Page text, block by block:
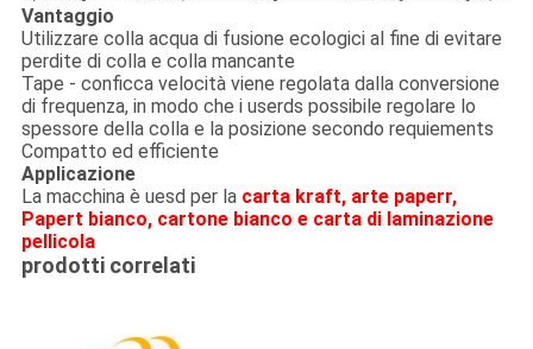
Vantaggio
Utilizzare colla acqua di fusione ecologici al fine di evitare
perdite di colla e colla mancante
Tape - conficca velocità viene regolata dalla conversione
di frequenza, in modo che i userds possibile regolare lo
spessore della colla e la posizione secondo requiements
Compatto ed efficiente
Applicazione
La macchina è uesd per la carta kraft, arte paperr,
Papert bianco, cartone bianco e carta di laminazione
pellicola
prodotti correlati